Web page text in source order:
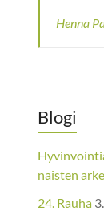
Henna
Blogi
naisten
24. Rauha